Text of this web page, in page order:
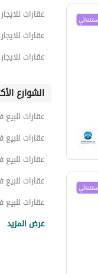
عقارات
عقارات
عقارات
الشوارع
عقارات
عقارات
عقارات
عقارات
عرض المزيد